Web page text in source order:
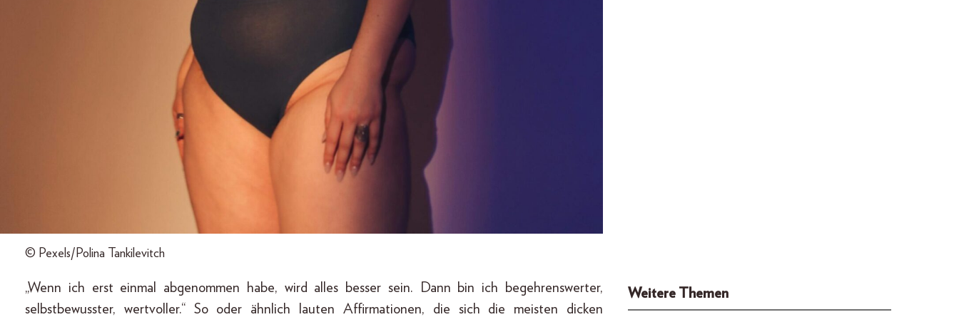
© Pexels/Polina Tankilevitch
„Wenn ich erst einmal abgenommen habe, wird alles besser sein. Dann bin ich begehrenswerter,
selbstbewusster, wertvoller.“ So oder ähnlich lauten Affirmationen, die sich die meisten dicken
Weitere Themen